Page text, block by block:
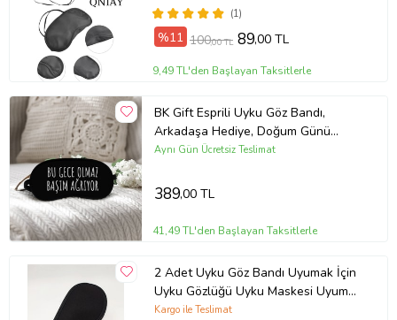
(1)
%11 100,00 TL 89,00 TL
9,49 TL'den Başlayan Taksitlerle
BK Gift Esprili Uyku Göz Bandı,
Arkadaşa Hediye, Doğum Günü
Hediyesi, Uyku Bandı-2-15
Aynı Gün Ücretsiz Teslimat
389,00 TL
41,49 TL'den Başlayan Taksitlerle
2 Adet Uyku Göz Bandı Uyumak İçin
Uyku Gözlüğü Uyku Maskesi Uyuma
Bandı
Kargo ile Teslimat